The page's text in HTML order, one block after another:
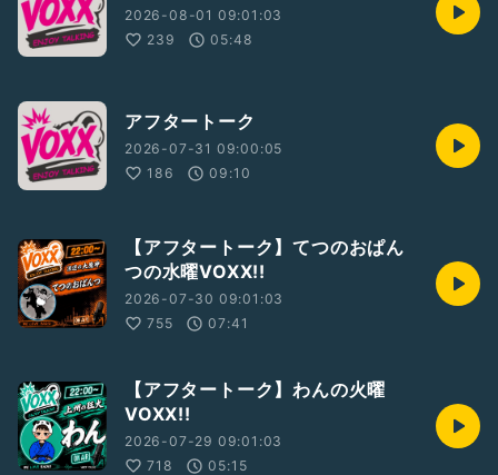
2026-08-01 09:01:03
239
05:48
アフタートーク
2026-07-31 09:00:05
186
09:10
【アフタートーク】てつのおぱん
つの水曜VOXX!!
2026-07-30 09:01:03
755
07:41
【アフタートーク】わんの火曜
VOXX!!
2026-07-29 09:01:03
718
05:15